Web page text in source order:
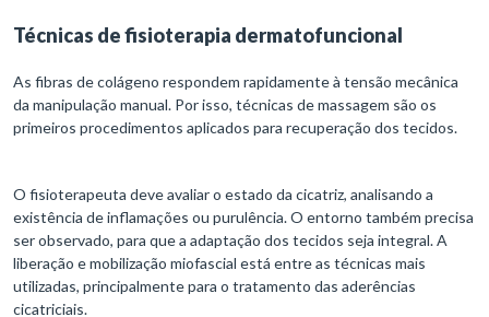
Técnicas de fisioterapia dermatofuncional
As fibras de colágeno respondem rapidamente à tensão mecânica
da manipulação manual. Por isso, técnicas de massagem são os
primeiros procedimentos aplicados para recuperação dos tecidos.
O fisioterapeuta deve avaliar o estado da cicatriz, analisando a
existência de inflamações ou purulência. O entorno também precisa
ser observado, para que a adaptação dos tecidos seja integral. A
liberação e mobilização miofascial está entre as técnicas mais
utilizadas, principalmente para o tratamento das aderências
cicatriciais.